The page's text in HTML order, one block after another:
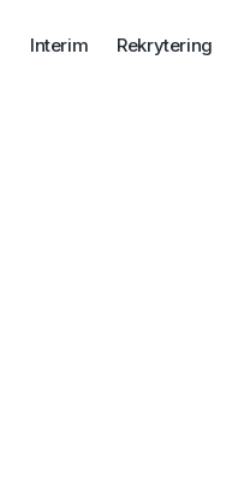
Interim Rekrytering